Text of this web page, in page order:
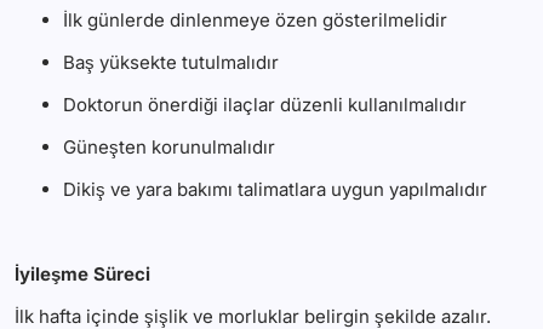
İlk günlerde dinlenmeye özen gösterilmelidir
Baş yüksekte tutulmalıdır
Doktorun önerdiği ilaçlar düzenli kullanılmalıdır
Güneşten korunulmalıdır
Dikiş ve yara bakımı talimatlara uygun yapılmalıdır
İyileşme Süreci
İlk hafta içinde şişlik ve morluklar belirgin şekilde azalır.